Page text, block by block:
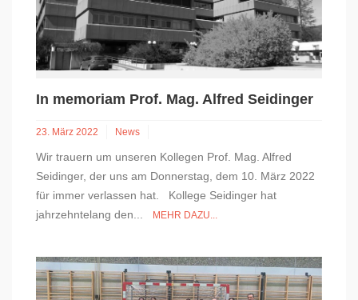
In memoriam Prof. Mag. Alfred Seidinger
23. März 2022 News
Wir trauern um unseren Kollegen Prof. Mag. Alfred
Seidinger, der uns am Donnerstag, dem 10. März 2022
für immer verlassen hat. Kollege Seidinger hat
jahrzehntelang den...
MEHR DAZU...